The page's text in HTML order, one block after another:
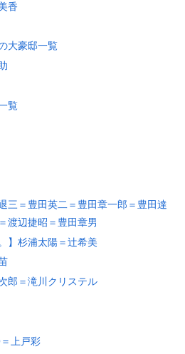
香
大豪邸一覧
覧
三＝豊田英二＝豊田章一郎＝豊田達
渡辺捷昭＝豊田章男
】杉浦太陽＝辻希美
郎＝滝川クリステル
上戸彩